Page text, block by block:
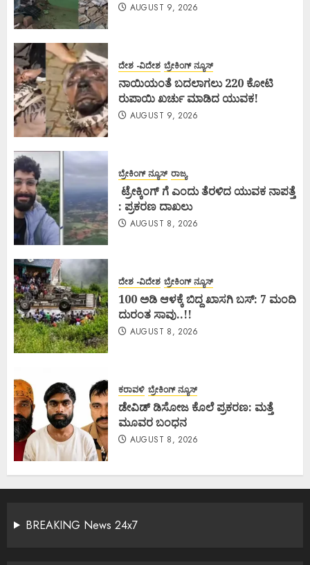
AUGUST 9, 2026
ದೇಶ -ವಿದೇಶ ಬ್ರೇಕಿಂಗ್ ನ್ಯೂಸ್
ನಾಯಿಯಂತೆ ಬದಲಾಗಲು 220 ಕೋಟಿ
ರುಪಾಯಿ ಖರ್ಚು ಮಾಡಿದ ಯುವಕ!
AUGUST 9, 2026
ಬ್ರೇಕಿಂಗ್ ನ್ಯೂಸ್ ರಾಜ್ಯ
ಟ್ರೇಕ್ಕಿಂಗ್ ಗೆ ಎಂದು ತೆರಳಿದ ಯುವಕ ನಾಪತ್ತೆ
: ಪ್ರಕರಣ ದಾಖಲು
AUGUST 8, 2026
ದೇಶ -ವಿದೇಶ ಬ್ರೇಕಿಂಗ್ ನ್ಯೂಸ್
100 ಅಡಿ ಆಳಕ್ಕೆ ಬಿದ್ದ ಖಾಸಗಿ ಬಸ್: 7 ಮಂದಿ
ದುರಂತ ಸಾವು..!!
AUGUST 8, 2026
ಕರಾವಳಿ ಬ್ರೇಕಿಂಗ್ ನ್ಯೂಸ್
ಡೇವಿಡ್ ಡಿಸೋಜ ಕೊಲೆ ಪ್ರಕರಣ: ಮತ್ತೆ
ಮೂವರ ಬಂಧನ
AUGUST 8, 2026
BREAKING News 24x7